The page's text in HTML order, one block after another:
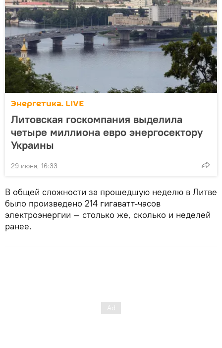
Энергетика. LIVE
Литовская госкомпания выделила
четыре миллиона евро энергосектору
Украины
29 июня, 16:33
В общей сложности за прошедшую неделю в Литве
было произведено 214 гигаватт-часов
электроэнергии — столько же, сколько и неделей
ранее.